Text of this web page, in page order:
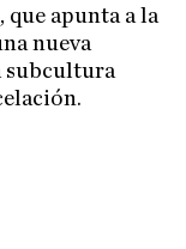
, que apunta a la
nueva
subcultura